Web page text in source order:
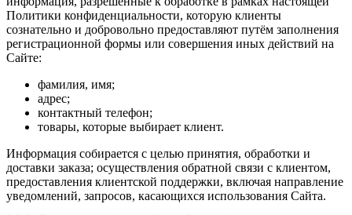
Политики конфиденциальности, которую клиенты
сознательно и добровольно предоставляют путём заполнения
регистрационной формы или совершения иных действий на
Сайте:
фамилия, имя;
адрес;
контактный телефон;
товары, которые выбирает клиент.
Информация собирается с целью принятия, обработки и
доставки заказа; осуществления обратной связи с клиентом,
предоставления клиентской поддержки, включая направление
уведомлений, запросов, касающихся использования Сайта.